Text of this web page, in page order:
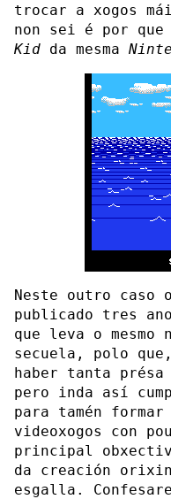
trocar a xogos
non sei é por que
Kid da mesma
Neste outro caso
publicado tres
que leva o mesmo
secuela, polo
haber tanta présa
pero inda así
para tamén
videoxogos con
principal
da creación
esgalla.